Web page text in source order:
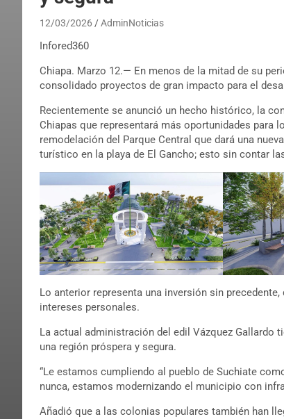
12/03/2026 AdminNoticias
Infored360
Chiapa. Marzo 12.— En menos de la mitad de su
consolidado proyectos de gran impacto para el
Recientemente se anunció un hecho histórico, la
Chiapas que representará más oportunidades para
remodelación del Parque Central que dará una
turístico en la playa de El Gancho; esto sin contar
Lo anterior representa una inversión sin
intereses personales.
La actual administración del edil Vázquez Gallardo
una región próspera y segura.
“Le estamos cumpliendo al pueblo de Suchiate
nunca, estamos modernizando el municipio con
Añadió que a las colonias populares también han